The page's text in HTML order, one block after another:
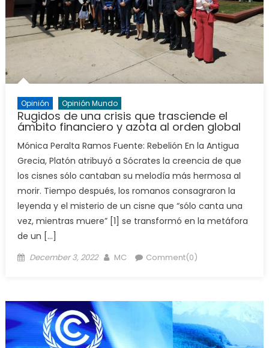
Opinión Opinión Mundo
Rugidos de una crisis que trasciende el
ámbito financiero y azota al orden global
Mónica Peralta Ramos Fuente: Rebelión En la Antigua
Grecia, Platón atribuyó a Sócrates la creencia de que
los cisnes sólo cantaban su melodía más hermosa al
morir. Tiempo después, los romanos consagraron la
leyenda y el misterio de un cisne que “sólo canta una
vez, mientras muere” [1] se transformó en la metáfora
de un […]
Posted
December 3, 2022 Author
MC Comment(0)